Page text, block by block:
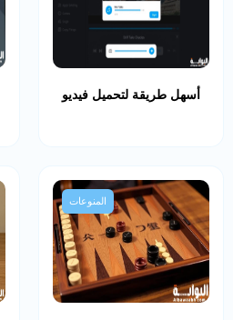
أسهل طريقة لتحميل فيديو
المنوعات